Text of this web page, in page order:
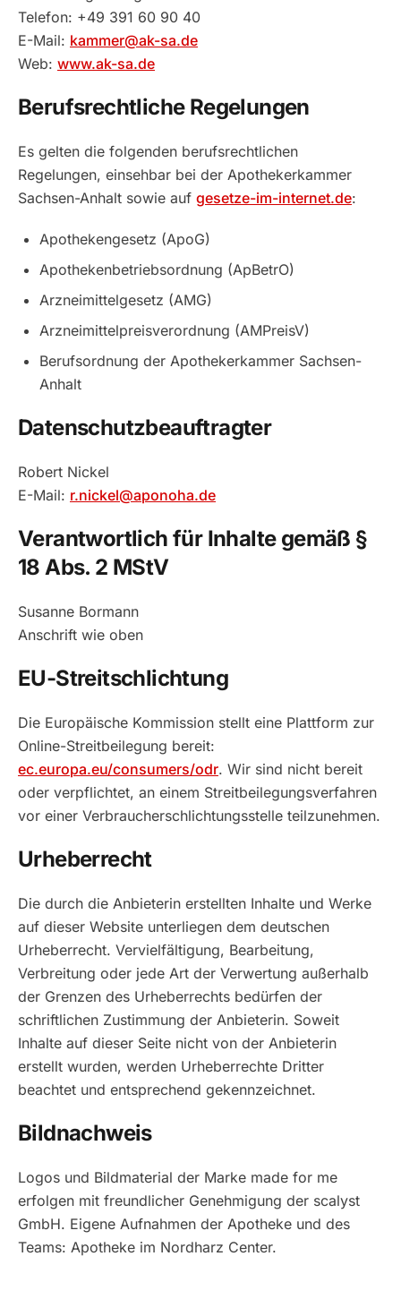
Telefon: +49 391 60 90 40
E-Mail: kammer@ak-sa.de
Web: www.ak-sa.de
Berufsrechtliche Regelungen
Es gelten die folgenden berufsrechtlichen
Regelungen, einsehbar bei der Apothekerkammer
Sachsen-Anhalt sowie auf gesetze-im-internet.de:
Apothekengesetz (ApoG)
Apothekenbetriebsordnung (ApBetrO)
Arzneimittelgesetz (AMG)
Arzneimittelpreisverordnung (AMPreisV)
Berufsordnung der Apothekerkammer Sachsen-
Anhalt
Datenschutzbeauftragter
Robert Nickel
E-Mail: r.nickel@aponoha.de
Verantwortlich für Inhalte gemäß §
18 Abs. 2 MStV
Susanne Bormann
Anschrift wie oben
EU-Streitschlichtung
Die Europäische Kommission stellt eine Plattform zur
Online-Streitbeilegung bereit:
ec.europa.eu/consumers/odr. Wir sind nicht bereit
oder verpflichtet, an einem Streitbeilegungsverfahren
vor einer Verbraucherschlichtungsstelle teilzunehmen.
Urheberrecht
Die durch die Anbieterin erstellten Inhalte und Werke
auf dieser Website unterliegen dem deutschen
Urheberrecht. Vervielfältigung, Bearbeitung,
Verbreitung oder jede Art der Verwertung außerhalb
der Grenzen des Urheberrechts bedürfen der
schriftlichen Zustimmung der Anbieterin. Soweit
Inhalte auf dieser Seite nicht von der Anbieterin
erstellt wurden, werden Urheberrechte Dritter
beachtet und entsprechend gekennzeichnet.
Bildnachweis
Logos und Bildmaterial der Marke made for me
erfolgen mit freundlicher Genehmigung der scalyst
GmbH. Eigene Aufnahmen der Apotheke und des
Teams: Apotheke im Nordharz Center.